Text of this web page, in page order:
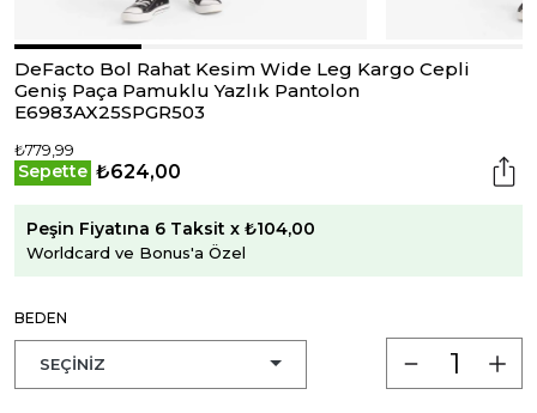
DeFacto Bol Rahat Kesim Wide Leg Kargo Cepli
Geniş Paça Pamuklu Yazlık Pantolon
E6983AX25SPGR503
₺779,99
Sepette ₺624,00
Peşin Fiyatına 6 Taksit x ₺104,00
Worldcard ve Bonus'a Özel
BEDEN